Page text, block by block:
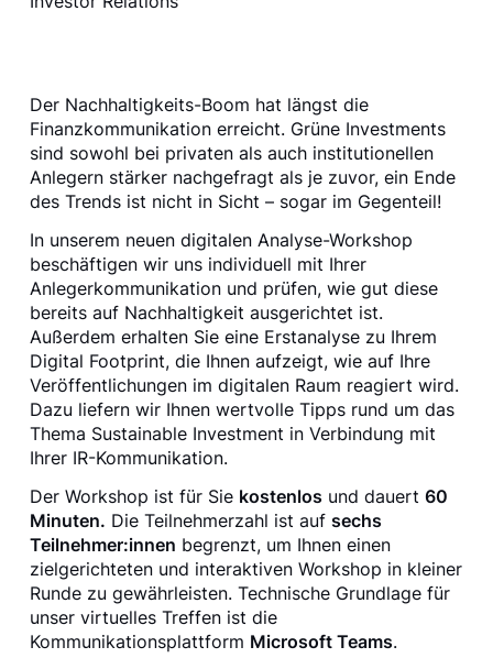
Der Nachhaltigkeits-Boom hat längst die
Finanzkommunikation erreicht. Grüne Investments
sind sowohl bei privaten als auch institutionellen
Anlegern stärker nachgefragt als je zuvor, ein Ende
des Trends ist nicht in Sicht – sogar im Gegenteil!
In unserem neuen digitalen Analyse-Workshop
beschäftigen wir uns individuell mit Ihrer
Anlegerkommunikation und prüfen, wie gut diese
bereits auf Nachhaltigkeit ausgerichtet ist.
Außerdem erhalten Sie eine Erstanalyse zu Ihrem
Digital Footprint, die Ihnen aufzeigt, wie auf Ihre
Veröffentlichungen im digitalen Raum reagiert wird.
Dazu liefern wir Ihnen wertvolle Tipps rund um das
Thema Sustainable Investment in Verbindung mit
Ihrer IR-Kommunikation.
Der Workshop ist für Sie kostenlos und dauert 60
Minuten. Die Teilnehmerzahl ist auf sechs
Teilnehmer:innen begrenzt, um Ihnen einen
zielgerichteten und interaktiven Workshop in kleiner
Runde zu gewährleisten. Technische Grundlage für
unser virtuelles Treffen ist die
Kommunikationsplattform Microsoft Teams.